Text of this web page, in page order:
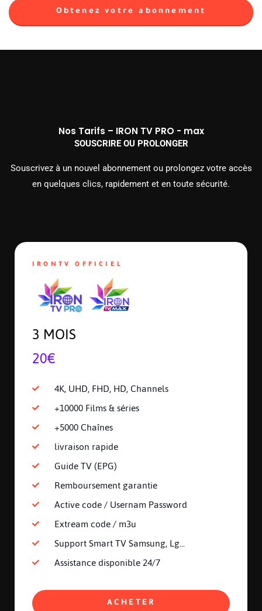
Obtenez votre abonnement
Nos Tarifs – IRON TV PRO - max
SOUSCRIRE OU PROLONGER
Souscrivez à un nouvel abonnement ou prolongez votre accès
en quelques clics, rapidement et en toute sécurité.
IRONTV OFFICIEL
3 MOIS
20€
4K, UHD, FHD, HD, Channels
+10000 Films & séries
+5000 Chaînes
livraison rapide
Guide TV (EPG)
Remboursement garantie
Active code / Usernam Password
Extream code / m3u
Support Smart TV Samsung, Lg...
Assistance disponible 24/7
ACHETER